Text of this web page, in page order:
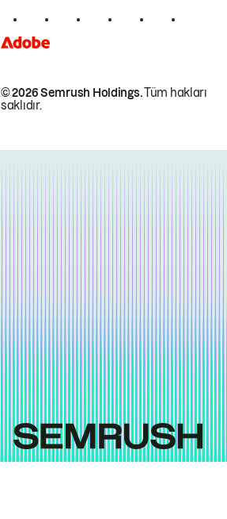
© 2026 Semrush Holdings.Tüm hakları
saklıdır.